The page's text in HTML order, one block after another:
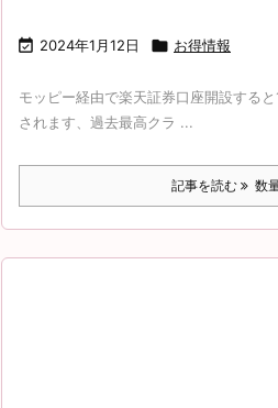
 2024年1月12日  お得情報
モッピー経由で楽天証券口座開設する
されます、過去最高クラ ...
記事を読む 数